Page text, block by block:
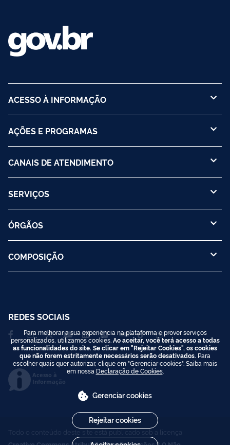
ACESSO À INFORMAÇÃO
AÇÕES E PROGRAMAS
CANAIS DE ATENDIMENTO
SERVIÇOS
ÓRGÃOS
COMPOSIÇÃO
REDES SOCIAIS
Acesso à
Informação
Todo o conteúdo deste site está publicado sob a licença
Para melhorar a sua experiência na plataforma e prover serviços
personalizados, utilizamos cookies. Ao aceitar, você terá acesso a todas
as funcionalidades do site. Se clicar em "Rejeitar Cookies", os cookies
que não forem estritamente necessários serão desativados. Para
escolher quais quer autorizar, clique em "Gerenciar cookies". Saiba mais
em nossa Declaração de Cookies.
Gerenciar cookies
Rejeitar cookies